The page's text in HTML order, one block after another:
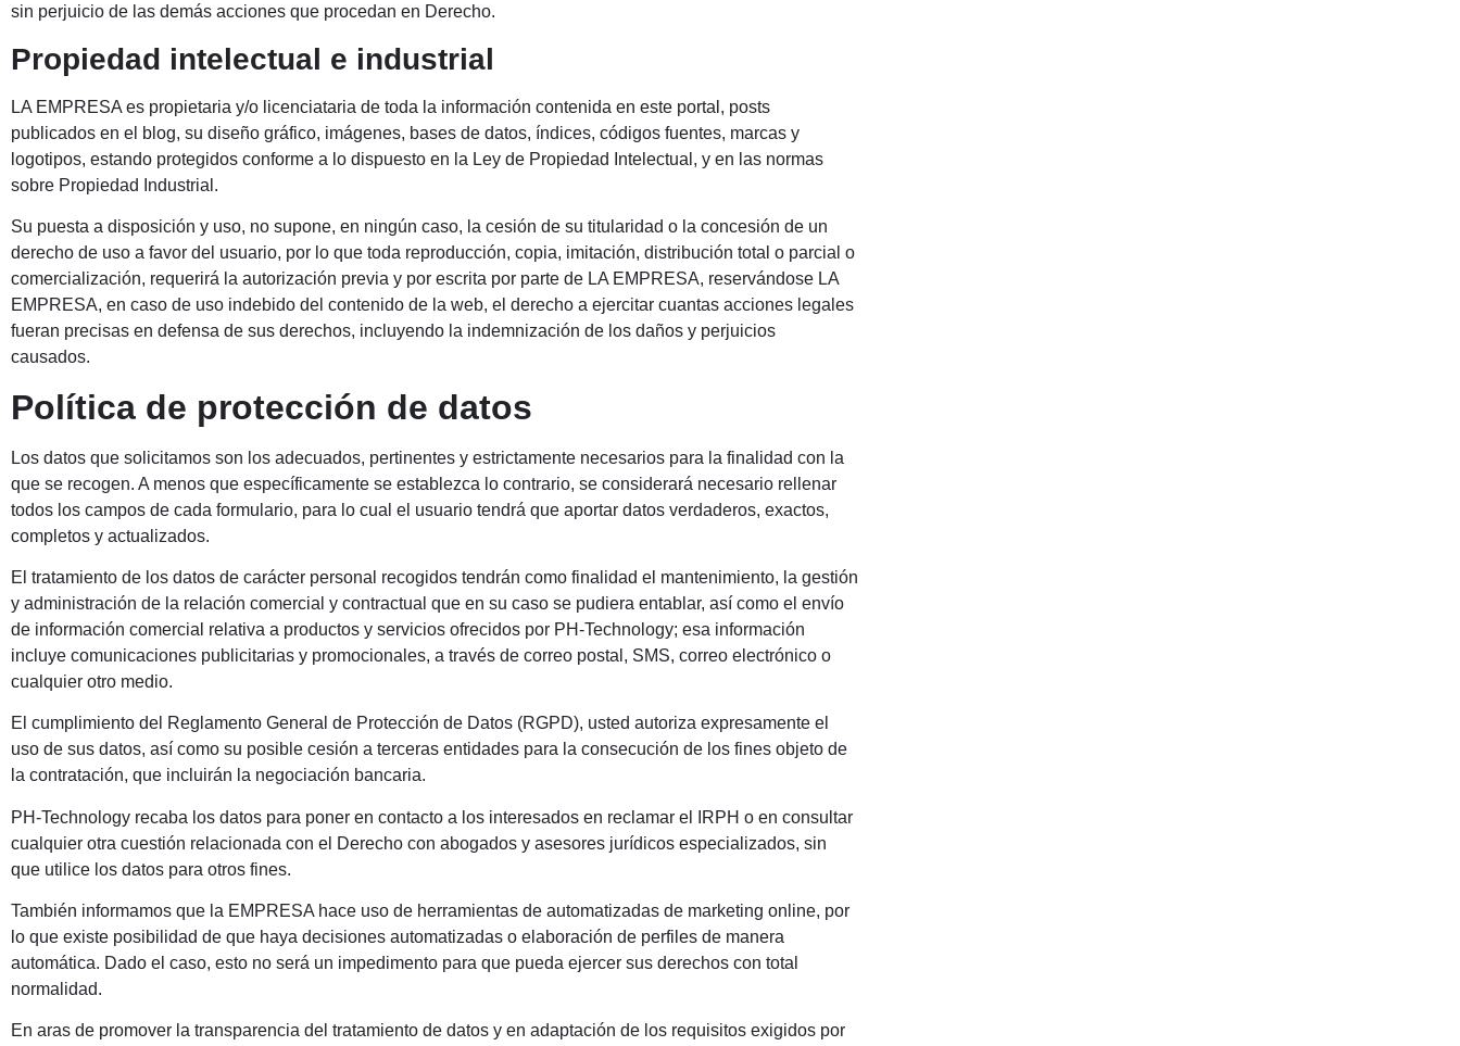
sin perjuicio de las demás acciones que procedan en Derecho.
Propiedad intelectual e industrial
LA EMPRESA es propietaria y/o licenciataria de toda la información contenida en este portal, posts
publicados en el blog, su diseño gráfico, imágenes, bases de datos, índices, códigos fuentes, marcas y
logotipos, estando protegidos conforme a lo dispuesto en la Ley de Propiedad Intelectual, y en las normas
sobre Propiedad Industrial.
Su puesta a disposición y uso, no supone, en ningún caso, la cesión de su titularidad o la concesión de un
derecho de uso a favor del usuario, por lo que toda reproducción, copia, imitación, distribución total o parcial o
comercialización, requerirá la autorización previa y por escrita por parte de LA EMPRESA, reservándose LA
EMPRESA, en caso de uso indebido del contenido de la web, el derecho a ejercitar cuantas acciones legales
fueran precisas en defensa de sus derechos, incluyendo la indemnización de los daños y perjuicios
causados.
Política de protección de datos
Los datos que solicitamos son los adecuados, pertinentes y estrictamente necesarios para la finalidad con la
que se recogen. A menos que específicamente se establezca lo contrario, se considerará necesario rellenar
todos los campos de cada formulario, para lo cual el usuario tendrá que aportar datos verdaderos, exactos,
completos y actualizados.
El tratamiento de los datos de carácter personal recogidos tendrán como finalidad el mantenimiento, la gestión
y administración de la relación comercial y contractual que en su caso se pudiera entablar, así como el envío
de información comercial relativa a productos y servicios ofrecidos por PH-Technology; esa información
incluye comunicaciones publicitarias y promocionales, a través de correo postal, SMS, correo electrónico o
cualquier otro medio.
El cumplimiento del Reglamento General de Protección de Datos (RGPD), usted autoriza expresamente el
uso de sus datos, así como su posible cesión a terceras entidades para la consecución de los fines objeto de
la contratación, que incluirán la negociación bancaria.
PH-Technology recaba los datos para poner en contacto a los interesados en reclamar el IRPH o en consultar
cualquier otra cuestión relacionada con el Derecho con abogados y asesores jurídicos especializados, sin
que utilice los datos para otros fines.
También informamos que la EMPRESA hace uso de herramientas de automatizadas de marketing online, por
lo que existe posibilidad de que haya decisiones automatizadas o elaboración de perfiles de manera
automática. Dado el caso, esto no será un impedimento para que pueda ejercer sus derechos con total
normalidad.
En aras de promover la transparencia del tratamiento de datos y en adaptación de los requisitos exigidos por